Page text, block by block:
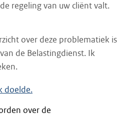
regeling van uw cliënt valt.
over deze problematiek is
de Belastingdienst. Ik
doelde.
over de